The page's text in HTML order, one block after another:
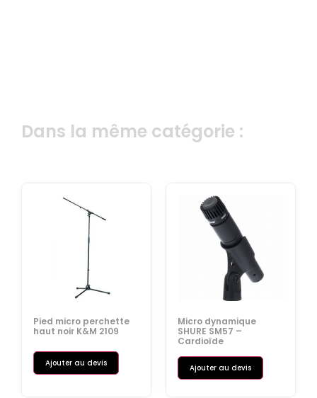
Dans la même catégorie :
Pied micro perchette
haut noir K&M 2109
Ajouter au devis
Micro dynamique
SHURE SM57 –
Cardioïde
Ajouter au devis